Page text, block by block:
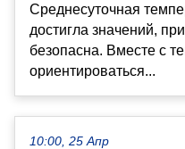
Среднесуточная
достигла значений,
безопасна. Вместе с
ориентироваться...
10:00, 25 Апр